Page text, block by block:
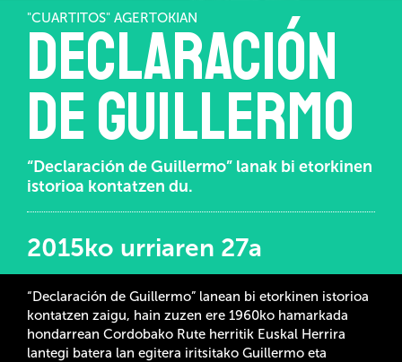
"CUARTITOS" AGERTOKIAN
Declaración
de Guillermo
“Declaración de Guillermo” lanak bi etorkinen
istorioa kontatzen du.
2015ko urriaren 27a
“Declaración de Guillermo” lanean bi etorkinen istorioa
kontatzen zaigu, hain zuzen ere 1960ko hamarkada
hondarrean Cordobako Rute herritik Euskal Herrira
lantegi batera lan egitera iritsitako Guillermo eta